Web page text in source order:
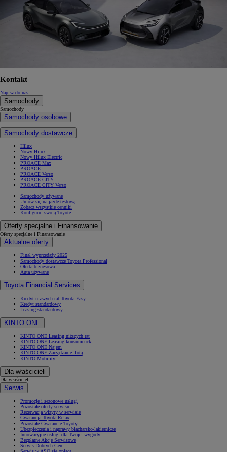
Kontakt
Napisz do nas
Samochody
Samochody
Samochody osobowe
Samochody dostawcze
Hilux
Nowy Hilux
Nowy Hilux Electric
PROACE Max
PROACE
PROACE Verso
PROACE CITY
PROACE CITY Verso
Samochody używane
Umów się na jazdę testową
Zobacz wszystkie cenniki
Konfiguruj swoją Toyotę
Oferty specjalne i Finansowanie
Oferty specjalne i Finansowanie
Aktualne oferty
Finał wyprzedaży 2025
Samochody dostawcze Toyota Professional
Oferta biznesowa
Auta używane
Toyota Financial Services
Kredyt niższych rat Toyota Easy
Kredyt standardowy
Leasing standardowy
KINTO ONE
KINTO ONE Leasing niższych rat
KINTO ONE Leasing konsumencki
KINTO ONE Najem
KINTO ONE Zarządzanie flotą
KINTO Mobility
Dla właścicieli
Dla właścicieli
Serwis
Promocje i sezonowe usługi
Pozostałe oferty serwisu
Rezerwacja wizyty w serwisie
Gwarancja Toyota Relax
Pozostałe Gwarancje Toyoty
Ubezpieczenia i naprawy blacharsko-lakiernicze
Innowacyjne usługi dla Twojej wygody
Bezpłatne Akcje Serwisowe
Serwis Dobrych Cen